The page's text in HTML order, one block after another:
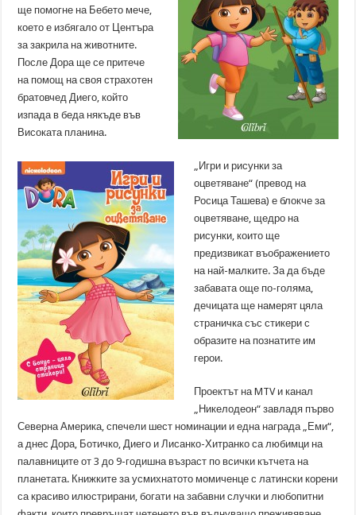
ще помогне на Бебето мече,
което е избягало от Центъра
за закрила на животните.
После Дора ще се притече
на помощ на своя страхотен
братовчед Диего, който
изпада в беда някъде във
Високата планина.
„Игри и рисунки за
оцветяване“ (превод на
Росица Ташева) е блокче за
оцветяване, щедро на
рисунки, които ще
предизвикат въображението
на най-малките. За да бъде
забавата още по-голяма,
дечицата ще намерят цяла
страничка със стикери с
образите на познатите им
герои.
Проектът на MTV и канал
„Никелодеон“ завладя първо
Северна Америка, спечели шест номинации и една награда „Еми“,
а днес Дора, Ботичко, Диего и Лисанко-Хитранко са любимци на
палавниците от 3 до 9-годишна възраст по всички кътчета на
планетата. Книжките за усмихнатото момиченце с латински корени
са красиво илюстрирани, богати на забавни случки и любопитни